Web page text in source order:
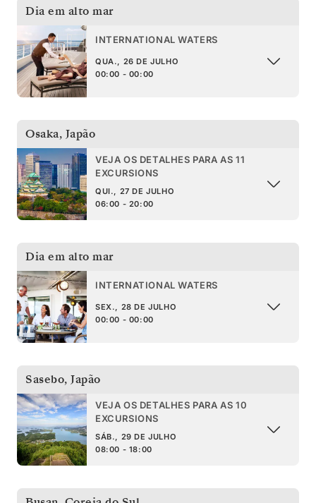
Dia em alto mar
INTERNATIONAL WATERS
QUA., 26 DE JULHO
00:00 - 00:00
Osaka, Japão
VEJA OS DETALHES PARA AS 11
EXCURSIONS
QUI., 27 DE JULHO
06:00 - 20:00
Dia em alto mar
INTERNATIONAL WATERS
SEX., 28 DE JULHO
00:00 - 00:00
Sasebo, Japão
VEJA OS DETALHES PARA AS 10
EXCURSIONS
SÁB., 29 DE JULHO
08:00 - 18:00